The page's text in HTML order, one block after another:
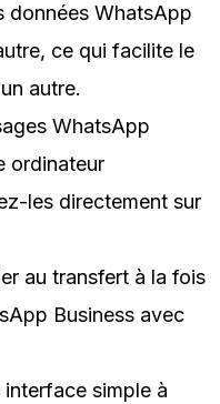
données WhatsApp
ce qui facilite le
autre.
WhatsApp
ordinateur
les directement sur
au transfert à la fois
Business avec
simple à